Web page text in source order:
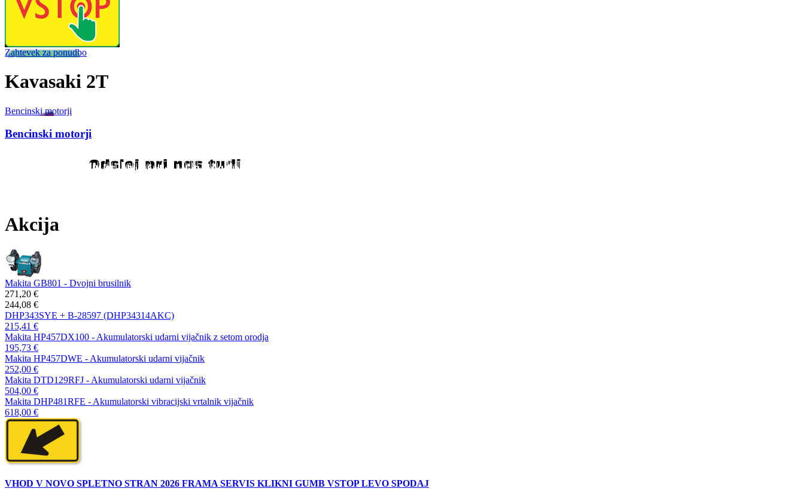
Zahtevek za ponudbo
Kavasaki 2T
Bencinski motorji
Bencinski motorji
Akcija
Makita GB801 - Dvojni brusilnik
271,20 €
244,08 €
DHP343SYE + B-28597 (DHP34314AKC)
215,41 €
Makita HP457DX100 - Akumulatorski udarni vijačnik z setom orodja
195,73 €
Makita HP457DWE - Akumulatorski udarni vijačnik
252,00 €
Makita DTD129RFJ - Akumulatorski udarni vijačnik
504,00 €
Makita DHP481RFE - Akumulatorski vibracijski vrtalnik vijačnik
618,00 €
VHOD V NOVO SPLETNO STRAN 2026 FRAMA SERVIS KLIKNI GUMB VSTOP LEVO SPODAJ